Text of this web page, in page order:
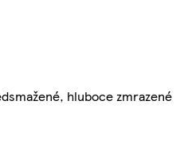
hluboce zmrazené